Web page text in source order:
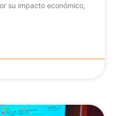
su impacto económico,